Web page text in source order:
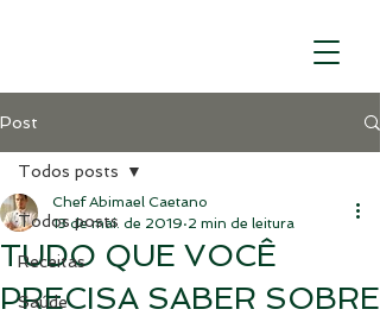
Post
Todos posts
Receitas
Saúde
Todos posts
TUDO QUE VOCÊ
PRECISA SABER SOBRE
Chef Abimael Caetano
13 de mai. de 2019 2 min de leitura